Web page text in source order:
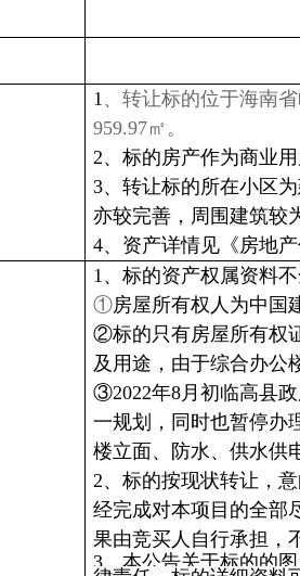
1、转让标的位于海南
959.97㎡。
2、标的房产作为商业
3、转让标的所在小区
亦较完善，周围建筑较
4、资产详情见《房地
1、标的资产权属资料
①房屋所有权人为中国
②标的只有房屋所有权
及用途，由于综合办公
③2022年8月初临高县
一规划，同时也暂停办
楼立面、防水、供水供
2、标的按现状转让，
经完成对本项目的全部
果由竞买人自行承担，
3、本公告关于标的的